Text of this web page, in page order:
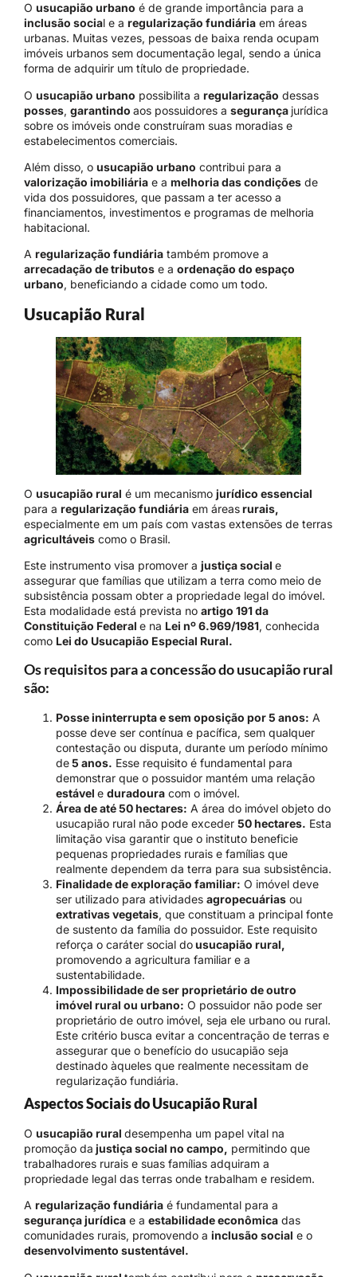
O usucapião urbano é de grande importância para a
inclusão social e a regularização fundiária em áreas
urbanas. Muitas vezes, pessoas de baixa renda ocupam
imóveis urbanos sem documentação legal, sendo a única
forma de adquirir um título de propriedade.
O usucapião urbano possibilita a regularização dessas
posses, garantindo aos possuidores a segurança jurídica
sobre os imóveis onde construíram suas moradias e
estabelecimentos comerciais.
Além disso, o usucapião urbano contribui para a
valorização imobiliária e a melhoria das condições de
vida dos possuidores, que passam a ter acesso a
financiamentos, investimentos e programas de melhoria
habitacional.
A regularização fundiária também promove a
arrecadação de tributos e a ordenação do espaço
urbano, beneficiando a cidade como um todo.
Usucapião Rural
O usucapião rural é um mecanismo jurídico essencial
para a regularização fundiária em áreasrurais,
especialmente em um país com vastas extensões de terras
agricultáveis como o Brasil.
Este instrumento visa promover a justiça social e
assegurar que famílias que utilizam a terra como meio de
subsistência possam obter a propriedade legal do imóvel.
Esta modalidade está prevista no artigo 191 da
Constituição Federal e na Lei nº 6.969/1981, conhecida
como Lei do Usucapião Especial Rural.
Os requisitos para a concessão do usucapião rural
são:
Posse ininterrupta e sem oposição por 5 anos: A
posse deve ser contínua e pacífica, sem qualquer
contestação ou disputa, durante um período mínimo
de5 anos. Esse requisito é fundamental para
demonstrar que o possuidor mantém uma relação
estável e duradoura com o imóvel.
Área de até 50 hectares: A área do imóvel objeto do
usucapião rural não pode exceder 50 hectares. Esta
limitação visa garantir que o instituto beneficie
pequenas propriedades rurais e famílias que
realmente dependem da terra para sua subsistência.
Finalidade de exploração familiar: O imóvel deve
ser utilizado para atividades agropecuárias ou
extrativas vegetais, que constituam a principal fonte
de sustento da família do possuidor. Este requisito
reforça o caráter social dousucapião rural,
promovendo a agricultura familiar e a
sustentabilidade.
Impossibilidade de ser proprietário de outro
imóvel rural ou urbano: O possuidor não pode ser
proprietário de outro imóvel, seja ele urbano ou rural.
Este critério busca evitar a concentração de terras e
assegurar que o benefício do usucapião seja
destinado àqueles que realmente necessitam de
regularização fundiária.
Aspectos Sociais do Usucapião Rural
O usucapião rural desempenha um papel vital na
promoção da justiça social no campo, permitindo que
trabalhadores rurais e suas famílias adquiram a
propriedade legal das terras onde trabalham e residem.
A regularização fundiária é fundamental para a
segurança jurídica e a estabilidade econômica das
comunidades rurais, promovendo a inclusão social e o
desenvolvimento sustentável.